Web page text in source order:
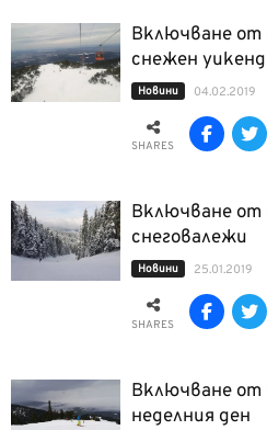
Включване от
снежен уикенд
Новини 04.02.2019
SHARES
Включване от
снеговалежи
Новини 25.01.2019
SHARES
Включване от
неделния ден